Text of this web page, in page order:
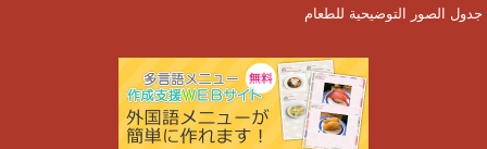
جدول الصور التوضيحية للطعام